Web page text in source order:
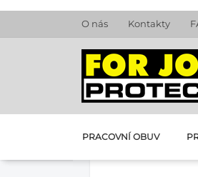
O nás Kontakty
PRACOVNÍ OBUV